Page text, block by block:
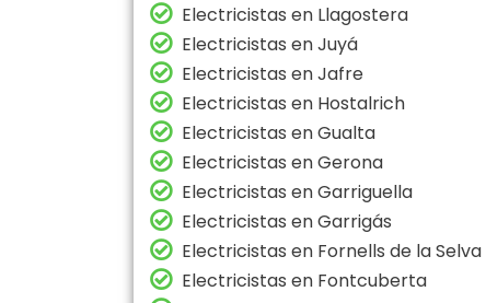
Electricistas en Llagostera
Electricistas en Juyá
Electricistas en Jafre
Electricistas en Hostalrich
Electricistas en Gualta
Electricistas en Gerona
Electricistas en Garriguella
Electricistas en Garrigás
Electricistas en Fornells de la Selva
Electricistas en Fontcuberta